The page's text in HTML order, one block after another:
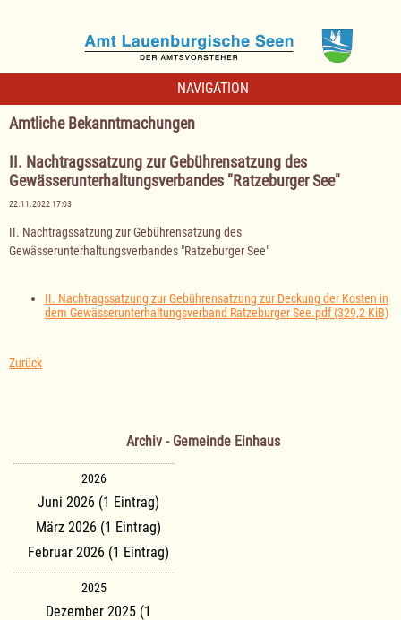
NAVIGATION
Amtliche Bekanntmachungen
II. Nachtragssatzung zur Gebührensatzung des
Gewässerunterhaltungsverbandes "Ratzeburger See"
22.11.2022 17:03
II. Nachtragssatzung zur Gebührensatzung des
Gewässerunterhaltungsverbandes "Ratzeburger See"
II. Nachtragssatzung zur Gebührensatzung zur Deckung der Kosten in
dem Gewässerunterhaltungsverband Ratzeburger See.pdf(329,2 KiB)
Zurück
Archiv - Gemeinde Einhaus
2026
Juni 2026 (1 Eintrag)
März 2026 (1 Eintrag)
Februar 2026 (1 Eintrag)
2025
Dezember 2025 (1